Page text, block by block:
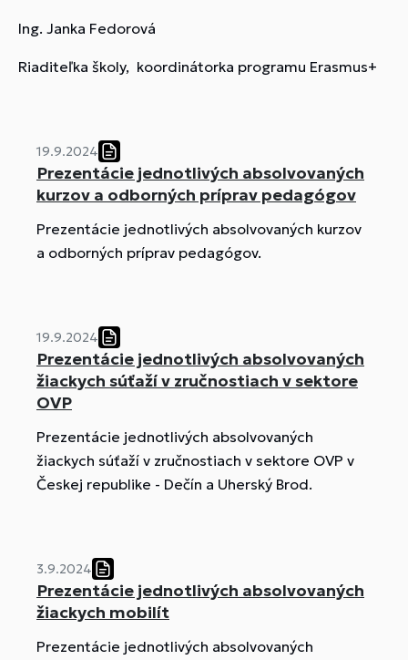
Ing. Janka Fedorová
Riaditeľka školy, koordinátorka programu Erasmus+
19.9.2024
Prezentácie jednotlivých absolvovaných
kurzov a odborných príprav pedagógov
Prezentácie jednotlivých absolvovaných kurzov
a odborných príprav pedagógov.
19.9.2024
Prezentácie jednotlivých absolvovaných
žiackych súťaží v zručnostiach v sektore
OVP
Prezentácie jednotlivých absolvovaných
žiackych súťaží v zručnostiach v sektore OVP v
Českej republike - Dečín a Uherský Brod.
3.9.2024
Prezentácie jednotlivých absolvovaných
žiackych mobilít
Prezentácie jednotlivých absolvovaných